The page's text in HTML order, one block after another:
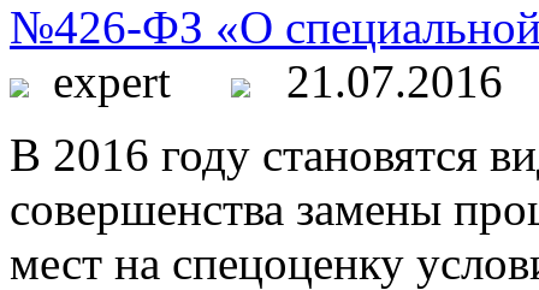
№426-ФЗ «О специальной
expert
21.07.2016
В 2016 году становятся
совершенства замены
мест на спецоценку